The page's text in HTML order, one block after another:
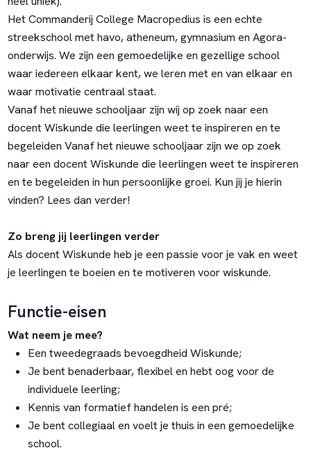
Het Commanderij College Macropedius is een echte
streekschool met havo, atheneum, gymnasium en Agora-
onderwijs. We zijn een gemoedelijke en gezellige school
waar iedereen elkaar kent, we leren met en van elkaar en
waar motivatie centraal staat.
Vanaf het nieuwe schooljaar zijn wij op zoek naar een
docent Wiskunde die leerlingen weet te inspireren en te
begeleiden Vanaf het nieuwe schooljaar zijn we op zoek
naar een docent Wiskunde die leerlingen weet te inspireren
en te begeleiden in hun persoonlijke groei. Kun jij je hierin
vinden? Lees dan verder!
Zo breng jij leerlingen verder
Als docent Wiskunde heb je een passie voor je vak en weet
je leerlingen te boeien en te motiveren voor wiskunde.
Functie-eisen
Wat neem je mee?
Een tweedegraads bevoegdheid Wiskunde;
Je bent benaderbaar, flexibel en hebt oog voor de
individuele leerling;
Kennis van formatief handelen is een pré;
Je bent collegiaal en voelt je thuis in een gemoedelijke
school.